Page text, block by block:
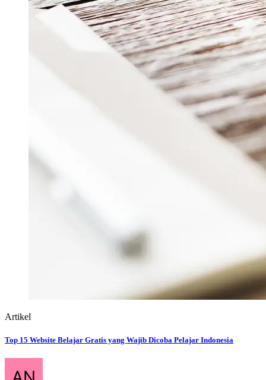
Artikel
Top 15 Website Belajar Gratis yang Wajib Dicoba Pelajar Indonesia